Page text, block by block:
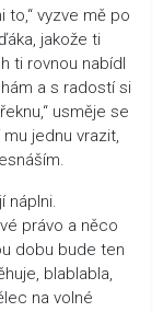
vyzve mě po
jakože ti
ti rovnou nabídl
a s radostí si
usměje se
jednu vrazit,
náplni.
právo a něco
dobu bude ten
blablabla,
na volné